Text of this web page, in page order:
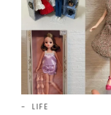
LIFE